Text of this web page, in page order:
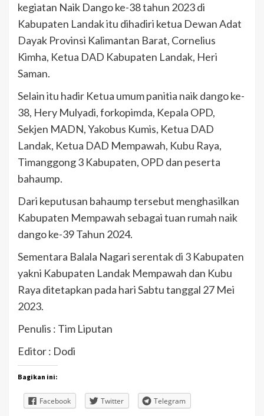
kegiatan Naik Dango ke-38 tahun 2023 di
Kabupaten Landak itu dihadiri ketua Dewan Adat
Dayak Provinsi Kalimantan Barat, Cornelius
Kimha, Ketua DAD Kabupaten Landak, Heri
Saman.
Selain itu hadir Ketua umum panitia naik dango ke-
38, Hery Mulyadi, forkopimda, Kepala OPD,
Sekjen MADN, Yakobus Kumis, Ketua DAD
Landak, Ketua DAD Mempawah, Kubu Raya,
Timanggong 3 Kabupaten, OPD dan peserta
bahaump.
Dari keputusan bahaump tersebut menghasilkan
Kabupaten Mempawah sebagai tuan rumah naik
dango ke-39 Tahun 2024.
Sementara Balala Nagari serentak di 3 Kabupaten
yakni Kabupaten Landak Mempawah dan Kubu
Raya ditetapkan pada hari Sabtu tanggal 27 Mei
2023.
Penulis : Tim Liputan
Editor : Dodi
Bagikan ini:
Facebook Twitter Telegram